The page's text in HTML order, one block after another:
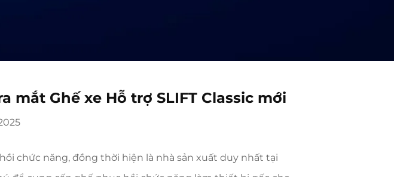
Ghế xe Hỗ trợ SLIFT Classic mới
chức năng, đồng thời hiện là nhà sản xuất duy nhất tại